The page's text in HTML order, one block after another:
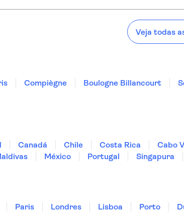
Veja todas
Compiègne Boulogne Billancourt
Canadá Chile Costa Rica Cabo
México Portugal Singapura
Paris Londres Lisboa Porto